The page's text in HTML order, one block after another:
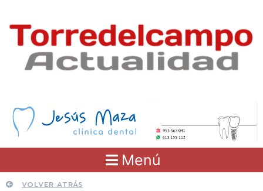
Menú
VOLVER ATRÁS